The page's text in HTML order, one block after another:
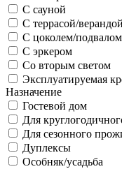
С сауной
С террасой/верандой
С цоколем/подвалом
С эркером
Со вторым светом
Эксплуатируемая
Назначение
Гостевой дом
Для
Для сезонного
Дуплексы
Особняк/усадьба